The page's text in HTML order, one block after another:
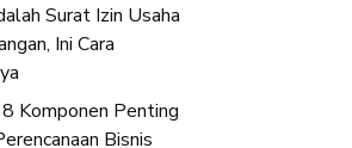
Surat Izin Usaha
Ini Cara
Komponen Penting
Bisnis